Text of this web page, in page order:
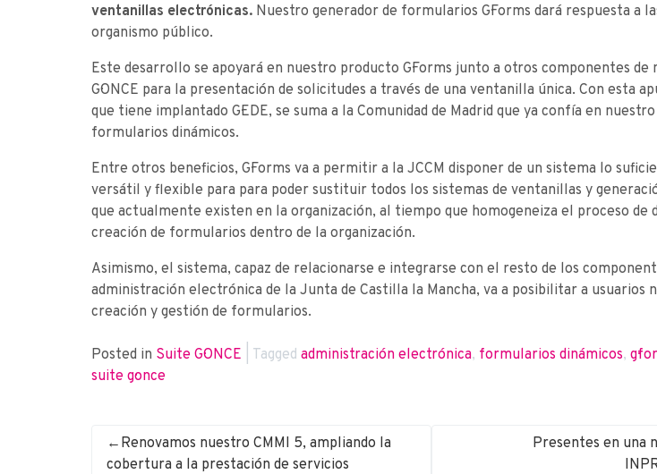
ventanillas electrónicas. Nuestro generador de formularios G·Forms dará respuesta a
organismo público.
Este desarrollo se apoyará en nuestro producto G·Forms junto a otros componentes de
G·ONCE para la presentación de solicitudes a través de una ventanilla única. Con esta
que tiene implantado G·EDE, se suma a la Comunidad de Madrid que ya confía en
formularios dinámicos.
Entre otros beneficios, G·Forms va a permitir a la JCCM disponer de un sistema lo
versátil y flexible para para poder sustituir todos los sistemas de ventanillas y
que actualmente existen en la organización, al tiempo que homogeneiza el proceso de
creación de formularios dentro de la organización.
Asimismo, el sistema, capaz de relacionarse e integrarse con el resto de los
administración electrónica de la Junta de Castilla la Mancha, va a posibilitar a usuarios
creación y gestión de formularios.
Posted in Suite G·ONCE Tagged administración electrónica, formularios dinámicos,
suite g·once
Renovamos nuestro CMMI 5, ampliando la
cobertura a la prestación de servicios
Presentes en una